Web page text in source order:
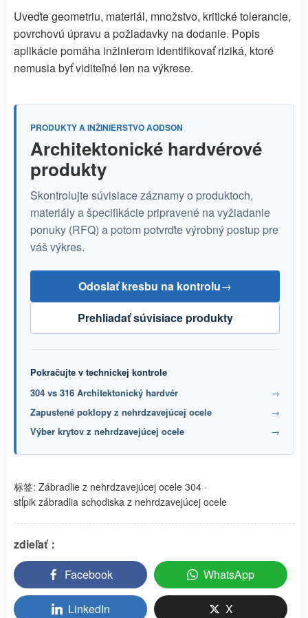
Uveďte geometriu, materiál, množstvo, kritické tolerancie,
povrchovú úpravu a požiadavky na dodanie. Popis
aplikácie pomáha inžinierom identifikovať riziká, ktoré
nemusia byť viditeľné len na výkrese.
PRODUKTY A INŽINIERSTVO AODSON
Architektonické hardvérové
produkty
Skontrolujte súvisiace záznamy o produktoch,
materiály a špecifikácie pripravené na vyžiadanie
ponuky (RFQ) a potom potvrďte výrobný postup pre
váš výkres.
Odoslať kresbu na kontrolu→
Prehliadať súvisiace produkty
Pokračujte v technickej kontrole
304 vs 316 Architektonický hardvér
→
Zapustené poklopy z nehrdzavejúcej ocele
→
Výber krytov z nehrdzavejúcej ocele
→
标签: Zábradlie z nehrdzavejúcej ocele 304 ·
stĺpik zábradlia schodiska z nehrdzavejúcej ocele
zdieľať：
Facebook
WhatsApp
LinkedIn X